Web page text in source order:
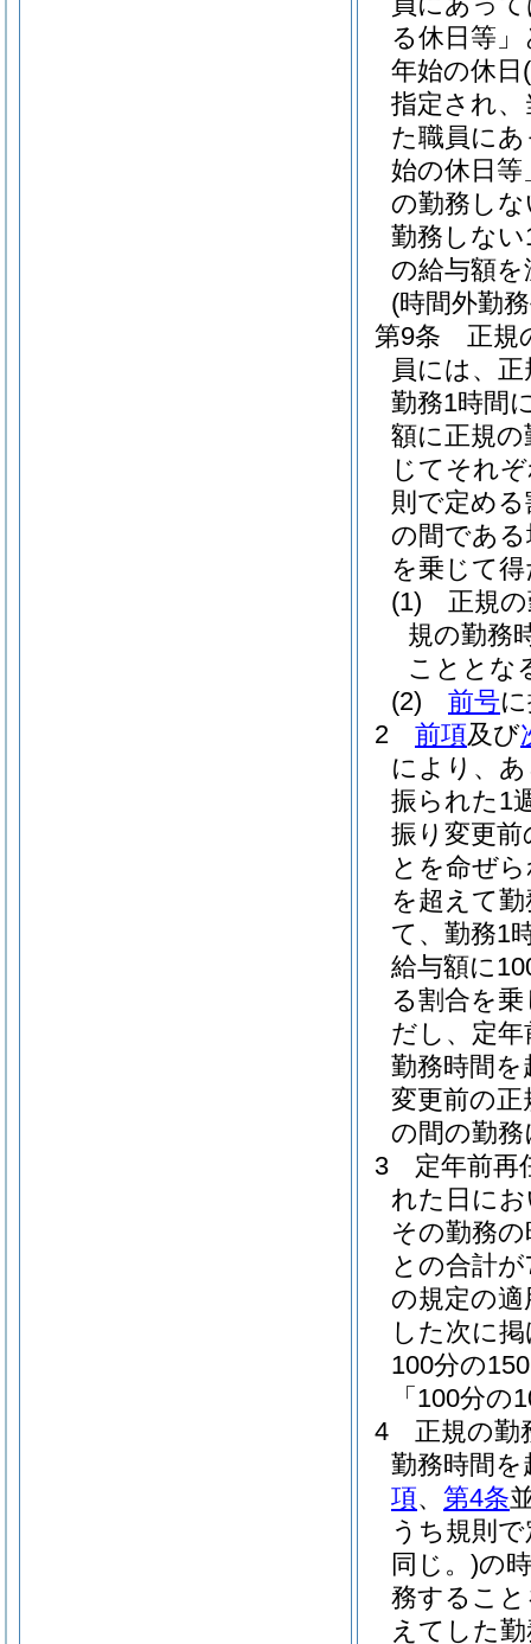
る休日等
年始の休日 (
指定され
た職員に
始の休日
の勤務し
勤務しな
の給与額
(時間外勤
第9条
正規
員には、
勤務1時間
額に正規
じてそれ
則で定める
の間であ
を乗じて
(1)
正規
規の勤務
こととな
(2)
前号
2
前項及び
により、
振られた1
振り変更
とを命ぜ
を超えて
て、勤務1
給与額に
る割合を
だし、定
勤務時間
変更前の
の間の勤
3
定年前再
れた日に
その勤務
との合計
の規定の
した次に
100分の
「100分の
4
正規の勤
勤務時間
項、 第4条
うち規則
同じ。)の
務するこ
えてした